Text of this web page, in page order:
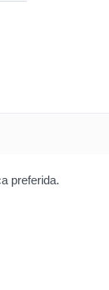
preferida.